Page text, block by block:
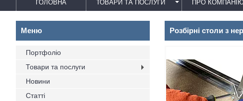
ГОЛОВНА ТОВАРИ ТА ПОСЛУГИ ПРО
Розбірні столи з
Портфоліо
Товари та послуги
Новини
Статті